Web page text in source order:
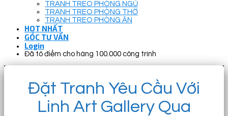
TRANH TREO PHÒNG NGỦ
TRANH TREO PHÒNG THỜ
TRANH TREO PHÒNG ĂN
HOT NHẤT
GÓC TƯ VẤN
Login
Đã tô điểm cho hàng 100.000 công trình
Đặt Tranh Yêu Cầu Với
Linh Art Gallery Qua